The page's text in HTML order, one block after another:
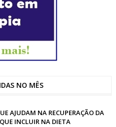
NO MÊS
AJUDAM NA RECUPERAÇÃO DA
INCLUIR NA DIETA